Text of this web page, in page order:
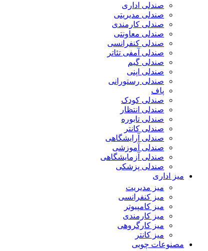
صندلی اداری
صندلی مدیریتی
صندلی کارمندی
صندلی معاونتی
صندلی کنفرانسی
صندلی آمفی تئاتر
صندلی گیم
صندلی اپنی
صندلی رستورانی
پاف
صندلی کودک
صندلی انتظار
صندلی تابوره
صندلی کانتر
صندلی آرایشگاهی
صندلی آموزشی
صندلی آزمایشگاهی
صندلی پزشکی
میز اداری
میز مدیریت
میز کنفرانسی
میز کامپیوتر
میز کارمندی
میز کارگروهی
میز کانتر
مصنوعات چوبی